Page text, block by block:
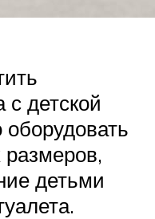
детской
размеров,
детьми